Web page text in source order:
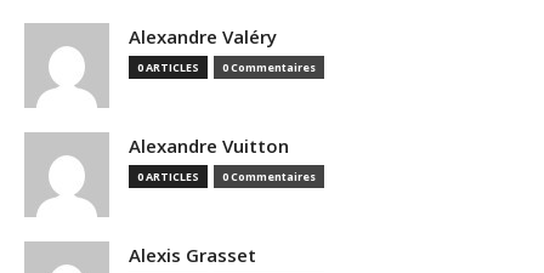
Alexandre Valéry
0 ARTICLES 0 Commentaires
Alexandre Vuitton
0 ARTICLES 0 Commentaires
Alexis Grasset